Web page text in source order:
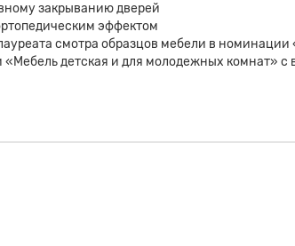
закрыванию дверей
эффектом
смотра образцов мебели в
детская и для молодежных комнат» с